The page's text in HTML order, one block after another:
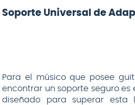
Soporte Universal de
Para el músico que posee
encontrar un soporte seguro es
diseñado para superar esta